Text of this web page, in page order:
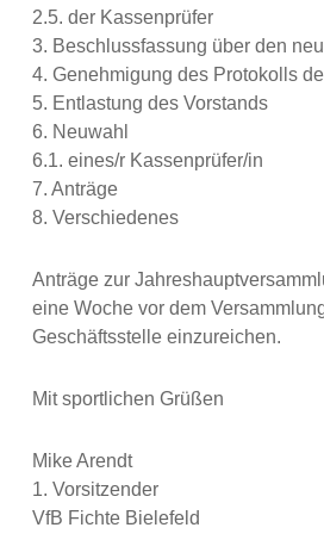
2.5. der Kassenprüfer
3. Beschlussfassung über den
4. Genehmigung des Protokolls
5. Entlastung des Vorstands
6. Neuwahl
6.1. eines/r Kassenprüfer/in
7. Anträge
8. Verschiedenes
Anträge zur
eine Woche vor dem
Geschäftsstelle einzureichen.
Mit sportlichen Grüßen
Mike Arendt
1. Vorsitzender
VfB Fichte Bielefeld